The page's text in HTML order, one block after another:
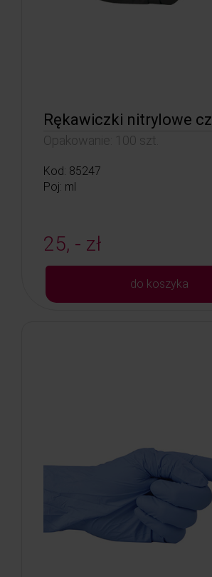
Rękawiczki nitrylowe
Opakowanie: 100 szt.
Kod: 85247
Poj: ml
25, - zł
do koszyka